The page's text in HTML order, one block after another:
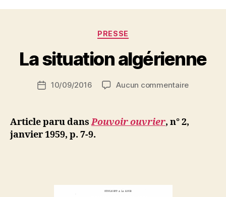
Catégories
PRESSE
La situation algérienne
de
S
N
ji
b
Date10/09/2016 Aucun commentairesur
Article paru dansPouvoir ouvrier, n° 2,
janvier 1959, p. 7-9.